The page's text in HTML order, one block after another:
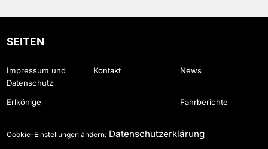
SEITEN
Impressum und
Datenschutz
Kontakt News
Erlkönige Fahrberichte
Cookie-Einstellungen ändern: Datenschutzerklärung